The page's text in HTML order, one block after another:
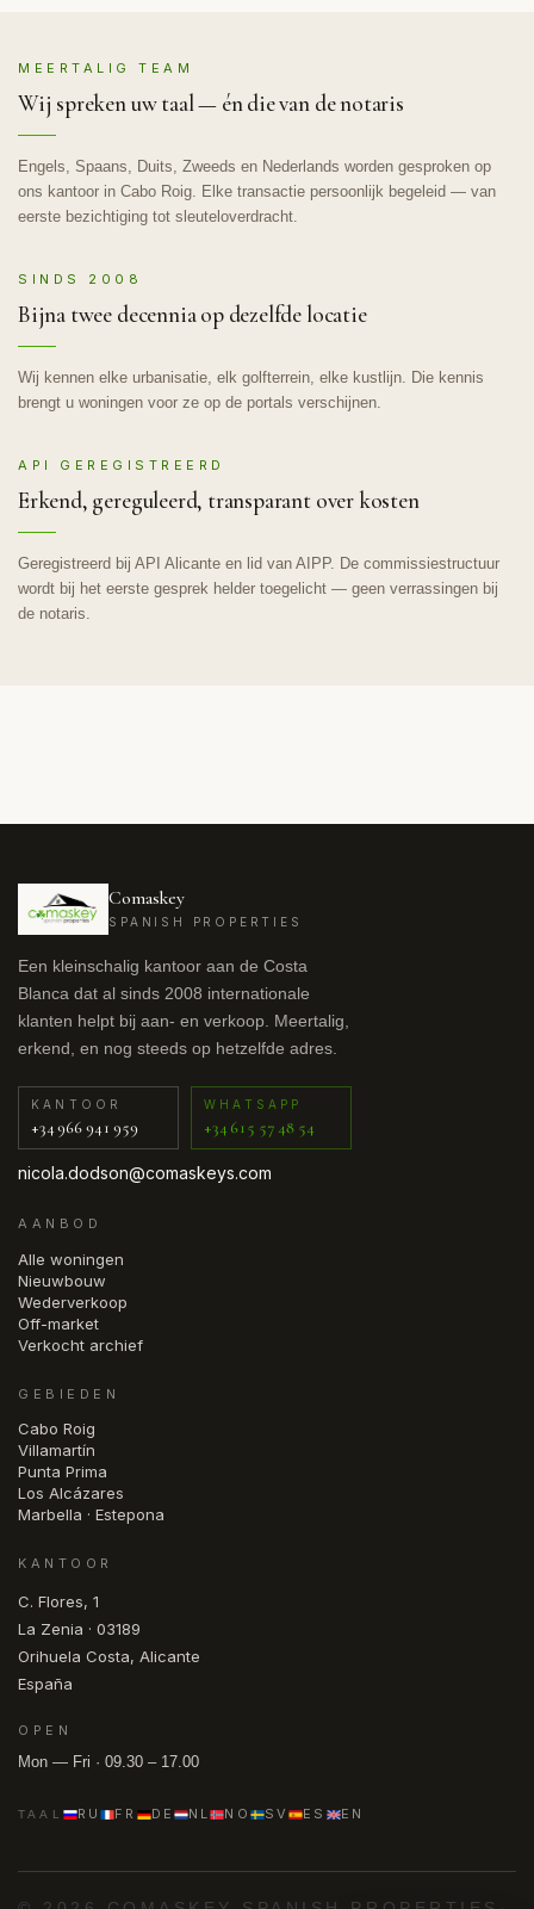
MEERTALIG TEAM
Wij spreken uw taal — én die van de notaris
Engels, Spaans, Duits, Zweeds en Nederlands worden gesproken op
ons kantoor in Cabo Roig. Elke transactie persoonlijk begeleid — van
eerste bezichtiging tot sleuteloverdracht.
SINDS 2008
Bijna twee decennia op dezelfde locatie
Wij kennen elke urbanisatie, elk golfterrein, elke kustlijn. Die kennis
brengt u woningen voor ze op de portals verschijnen.
API GEREGISTREERD
Erkend, gereguleerd, transparant over kosten
Geregistreerd bij API Alicante en lid van AIPP. De commissiestructuur
wordt bij het eerste gesprek helder toegelicht — geen verrassingen bij
de notaris.
Comaskey
SPANISH PROPERTIES
Een kleinschalig kantoor aan de Costa
Blanca dat al sinds 2008 internationale
klanten helpt bij aan- en verkoop. Meertalig,
erkend, en nog steeds op hetzelfde adres.
KANTOOR
+34 966 941 959
WHATSAPP
+34 615 57 48 54
nicola.dodson@comaskeys.com
AANBOD
Alle woningen
Nieuwbouw
Wederverkoop
Off-market
Verkocht archief
GEBIEDEN
Cabo Roig
Villamartín
Punta Prima
Los Alcázares
Marbella · Estepona
KANTOOR
C. Flores, 1
La Zenia · 03189
Orihuela Costa, Alicante
España
OPEN
Mon — Fri · 09.30 – 17.00
TAAL RU FR DE NL NO SV ES EN